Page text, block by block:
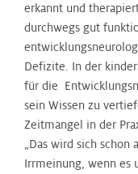
erkannt und
durchwegs gut
Defizite. In der
für die
sein Wissen zu
Zeitmangel in der
„Das wird sich schon
Irrmeinung, wenn es